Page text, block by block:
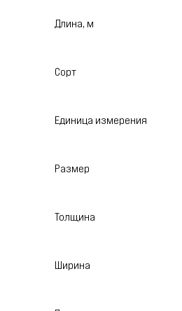
Длина, м
Сорт
Единица измерения
Размер
Толщина
Ширина